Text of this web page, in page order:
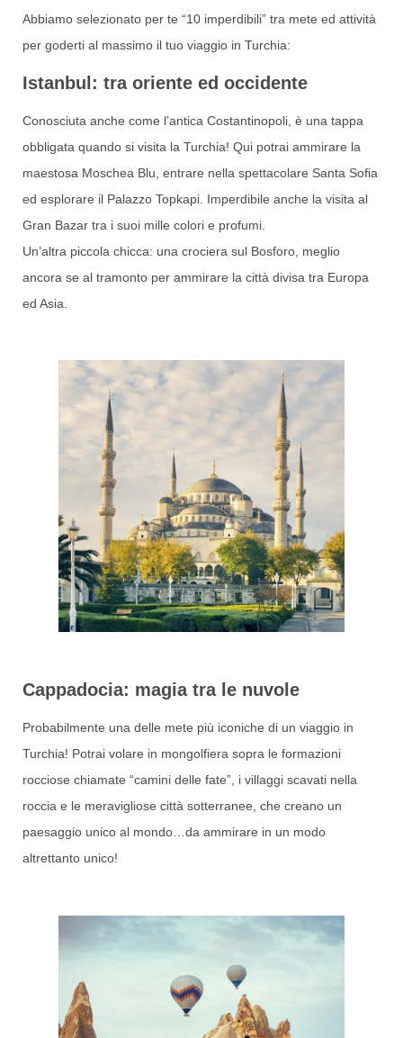
Abbiamo selezionato per te “10 imperdibili” tra mete ed attività
per goderti al massimo il tuo viaggio in Turchia:
Istanbul: tra oriente ed occidente
Conosciuta anche come l’antica Costantinopoli, è una tappa
obbligata quando si visita la Turchia! Qui potrai ammirare la
maestosa Moschea Blu, entrare nella spettacolare Santa Sofia
ed esplorare il Palazzo Topkapi. Imperdibile anche la visita al
Gran Bazar tra i suoi mille colori e profumi.
Un’altra piccola chicca: una crociera sul Bosforo, meglio
ancora se al tramonto per ammirare la città divisa tra Europa
ed Asia.
Cappadocia: magia tra le nuvole
Probabilmente una delle mete più iconiche di un viaggio in
Turchia! Potrai volare in mongolfiera sopra le formazioni
rocciose chiamate “camini delle fate”, i villaggi scavati nella
roccia e le meravigliose città sotterranee, che creano un
paesaggio unico al mondo…da ammirare in un modo
altrettanto unico!